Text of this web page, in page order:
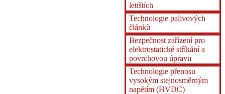
letištích
Technologie palivových
článků
Bezpečnost zařízení pro
elektrostatické stříkání a
povrchovou úpravu
Technologie přenosu
vysokým stejnosměrným
napětím (HVDC)